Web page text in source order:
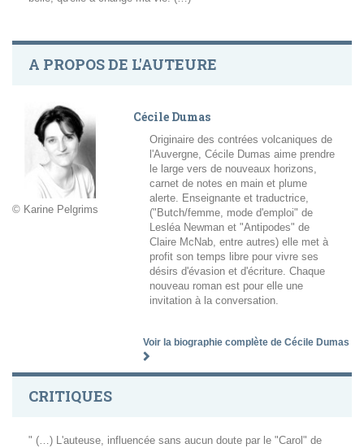
A PROPOS DE L'AUTEURE
© Karine Pelgrims
Cécile Dumas
Originaire des contrées volcaniques de
l'Auvergne, Cécile Dumas aime prendre
le large vers de nouveaux horizons,
carnet de notes en main et plume
alerte. Enseignante et traductrice,
("Butch/femme, mode d'emploi" de
Lesléa Newman et "Antipodes" de
Claire McNab, entre autres) elle met à
profit son temps libre pour vivre ses
désirs d'évasion et d'écriture. Chaque
nouveau roman est pour elle une
invitation à la conversation.
Voir la biographie complète de Cécile Dumas
CRITIQUES
" (…) L'auteuse, influencée sans aucun doute par le "Carol" de